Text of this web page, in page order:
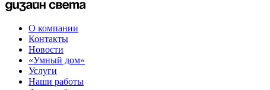
О компании
Контакты
Новости
«Умный дом»
Услуги
Наши работы